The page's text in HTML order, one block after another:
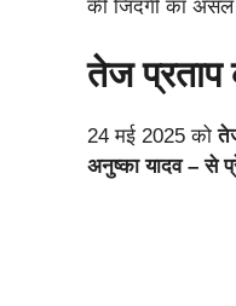
की जिंदगी का असल
तेज प्रताप
24 मई 2025 को
अनुष्का यादव – से